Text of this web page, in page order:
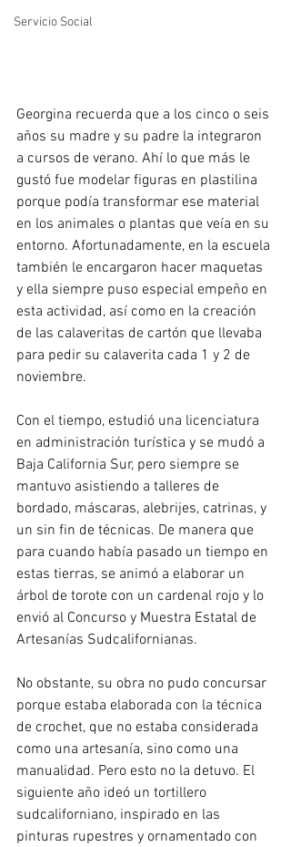
Servicio Social
Georgina recuerda que a los cinco o seis
años su madre y su padre la integraron
a cursos de verano. Ahí lo que más le
gustó fue modelar figuras en plastilina
porque podía transformar ese material
en los animales o plantas que veía en su
entorno. Afortunadamente, en la escuela
también le encargaron hacer maquetas
y ella siempre puso especial empeño en
esta actividad, así como en la creación
de las calaveritas de cartón que llevaba
para pedir su calaverita cada 1 y 2 de
noviembre.
Con el tiempo, estudió una licenciatura
en administración turística y se mudó a
Baja California Sur, pero siempre se
mantuvo asistiendo a talleres de
bordado, máscaras, alebrijes, catrinas, y
un sin fin de técnicas. De manera que
para cuando había pasado un tiempo en
estas tierras, se animó a elaborar un
árbol de torote con un cardenal rojo y lo
envió al Concurso y Muestra Estatal de
Artesanías Sudcalifornianas.
No obstante, su obra no pudo concursar
porque estaba elaborada con la técnica
de crochet, que no estaba considerada
como una artesanía, sino como una
manualidad. Pero esto no la detuvo. El
siguiente año ideó un tortillero
sudcaliforniano, inspirado en las
pinturas rupestres y ornamentado con